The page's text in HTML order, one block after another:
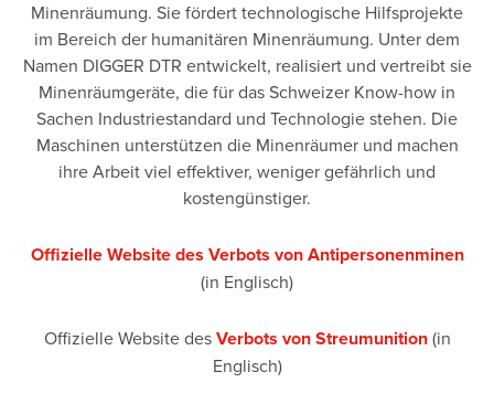
Minenräumung. Sie fördert technologische Hilfsprojekte
im Bereich der humanitären Minenräumung. Unter dem
Namen DIGGER DTR entwickelt, realisiert und vertreibt sie
Minenräumgeräte, die für das Schweizer Know-how in
Sachen Industriestandard und Technologie stehen. Die
Maschinen unterstützen die Minenräumer und machen
ihre Arbeit viel effektiver, weniger gefährlich und
kostengünstiger.
Offizielle Website des Verbots von Antipersonenminen
(in Englisch)
Offizielle Website des Verbots von Streumunition(in
Englisch)